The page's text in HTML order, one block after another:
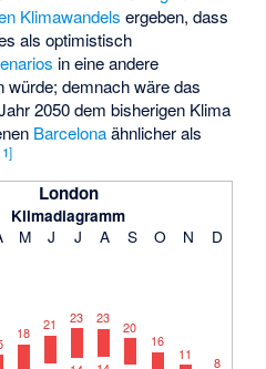
Klimawandels ergeben, dass
als optimistisch
in eine andere
würde; demnach wäre das
2050 dem bisherigen Klima
Barcelonaähnlicher als
]
London
Klimadiagramm
M J J A S O N D
18 21 23 23
20
16
11 8